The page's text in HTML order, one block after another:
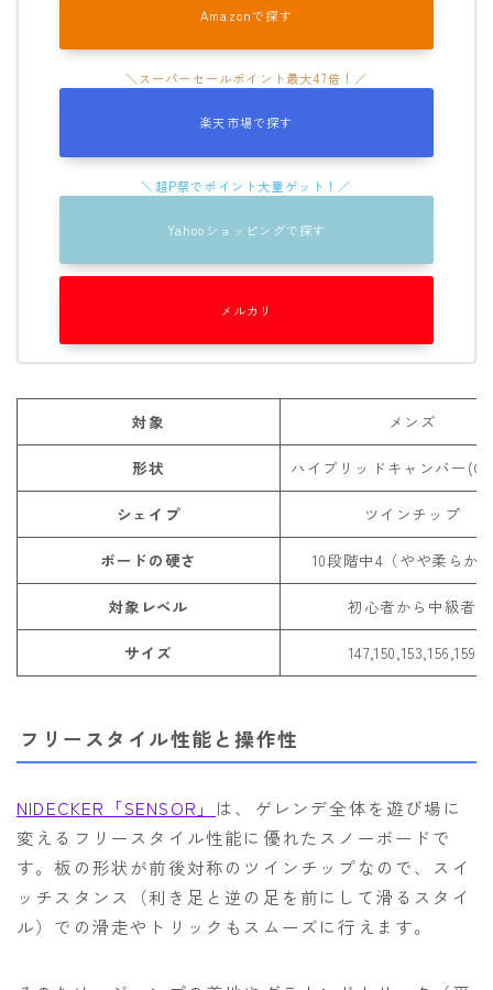
ウェア
686
OAKLEY
QUICKSILVER
rew
SALOMON
SCAPE
THE NORTH FACE
VOLCOM
Amazonで探す
楽天市場で探す
Yahooショッピングで探す
メルカリ
対象 メンズ
形状 ハイブリッドキャンバー
シェイプ ツインチップ
ボードの硬さ 10段階中4（やや柔らか
対象レベル 初心者から中級者
サイズ 147,150,153,156,159
フリースタイル性能と操作性
NIDECKER「SENSOR」 は、ゲレンデ全体を遊び場に
変えるフリースタイル性能に優れたスノーボードで
す。板の形状が前後対称のツインチップなので、スイ
ッチスタンス（利き足と逆の足を前にして滑るスタイ
ル）での滑走やトリックもスムーズに行えます。